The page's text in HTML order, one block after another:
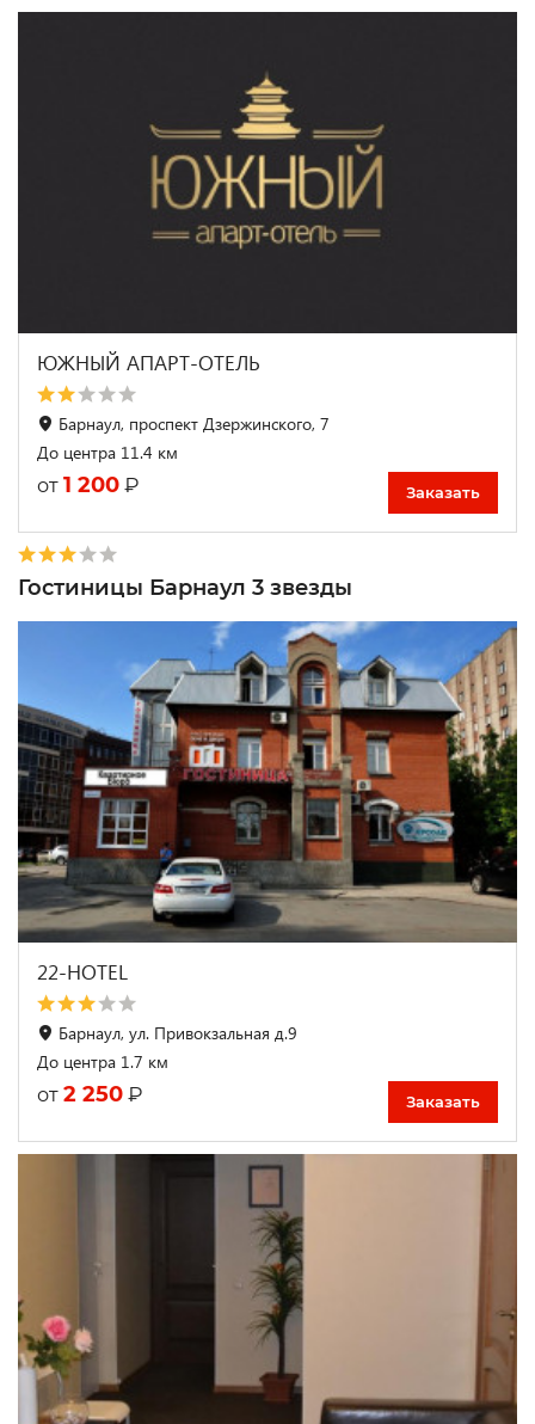
ЮЖНЫЙ АПАРТ-ОТЕЛЬ
Барнаул, проспект Дзержинского, 7
До центра 11.4 км
от 1 200 ₽ Заказать
Гостиницы Барнаул 3 звезды
22-HOTEL
Барнаул, ул. Привокзальная д.9
До центра 1.7 км
от 2 250 ₽ Заказать